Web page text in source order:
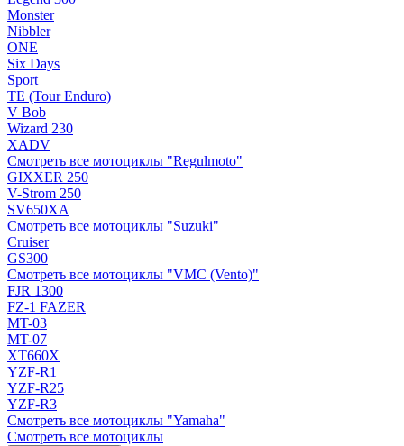
Monster
Nibbler
ONE
Six Days
Sport
TE (Tour Enduro)
V Bob
Wizard 230
XADV
Смотреть все мотоциклы "Regulmoto"
GIXXER 250
V-Strom 250
SV650XA
Смотреть все мотоциклы "Suzuki"
Cruiser
GS300
Смотреть все мотоциклы "VMC (Vento)"
FJR 1300
FZ-1 FAZER
MT-03
MT-07
XT660X
YZF-R1
YZF-R25
YZF-R3
Смотреть все мотоциклы "Yamaha"
Смотреть все мотоциклы